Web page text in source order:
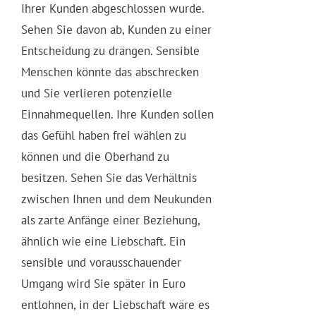
Ihrer Kunden abgeschlossen wurde.
Sehen Sie davon ab, Kunden zu einer
Entscheidung zu drängen. Sensible
Menschen könnte das abschrecken
und Sie verlieren potenzielle
Einnahmequellen. Ihre Kunden sollen
das Gefühl haben frei wählen zu
können und die Oberhand zu
besitzen. Sehen Sie das Verhältnis
zwischen Ihnen und dem Neukunden
als zarte Anfänge einer Beziehung,
ähnlich wie eine Liebschaft. Ein
sensible und vorausschauender
Umgang wird Sie später in Euro
entlohnen, in der Liebschaft wäre es